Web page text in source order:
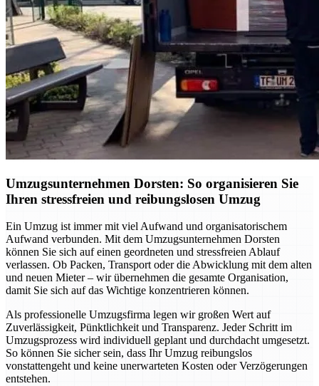
Umzugsunternehmen Dorsten: So organisieren Sie
Ihren stressfreien und reibungslosen Umzug
Ein Umzug ist immer mit viel Aufwand und organisatorischem
Aufwand verbunden. Mit dem Umzugsunternehmen Dorsten
können Sie sich auf einen geordneten und stressfreien Ablauf
verlassen. Ob Packen, Transport oder die Abwicklung mit dem alten
und neuen Mieter – wir übernehmen die gesamte Organisation,
damit Sie sich auf das Wichtige konzentrieren können.
Als professionelle Umzugsfirma legen wir großen Wert auf
Zuverlässigkeit, Pünktlichkeit und Transparenz. Jeder Schritt im
Umzugsprozess wird individuell geplant und durchdacht umgesetzt.
So können Sie sicher sein, dass Ihr Umzug reibungslos
vonstattengeht und keine unerwarteten Kosten oder Verzögerungen
entstehen.